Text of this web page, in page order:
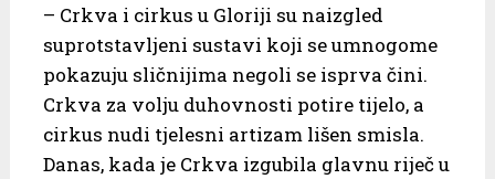
– Crkva i cirkus u Gloriji su naizgled
suprotstavljeni sustavi koji se umnogome
pokazuju sličnijima negoli se isprva čini.
Crkva za volju duhovnosti potire tijelo, a
cirkus nudi tjelesni artizam lišen smisla.
Danas, kada je Crkva izgubila glavnu riječ u